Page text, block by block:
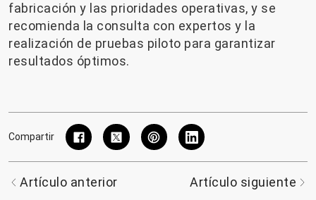
fabricación y las prioridades operativas, y se
recomienda la consulta con expertos y la
realización de pruebas piloto para garantizar
resultados óptimos.
Compartir
Artículo anterior Artículo siguiente